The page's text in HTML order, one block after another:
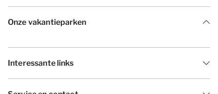
Onze vakantieparken
Interessante links